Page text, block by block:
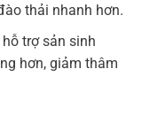
thải nhanh hơn.
trợ sản sinh
hơn, giảm thâm